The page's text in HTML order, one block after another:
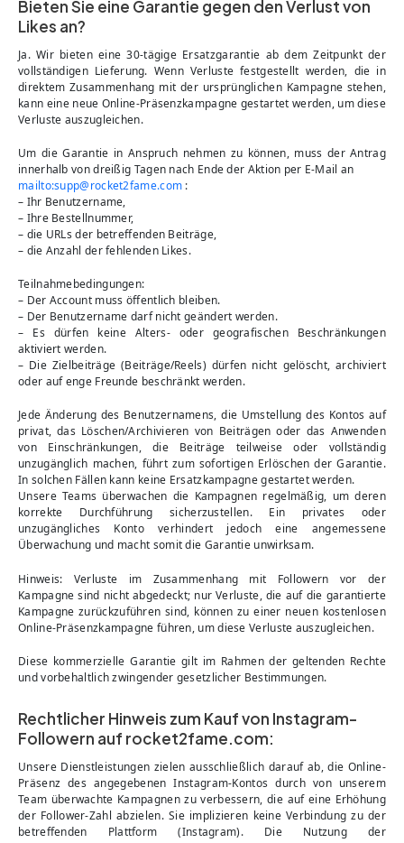
Bieten Sie eine Garantie gegen den Verlust von
Likes an?
Ja. Wir bieten eine 30-tägige Ersatzgarantie ab dem Zeitpunkt der
vollständigen Lieferung. Wenn Verluste festgestellt werden, die in
direktem Zusammenhang mit der ursprünglichen Kampagne stehen,
kann eine neue Online-Präsenzkampagne gestartet werden, um diese
Verluste auszugleichen.
Um die Garantie in Anspruch nehmen zu können, muss der Antrag
innerhalb von dreißig Tagen nach Ende der Aktion per E-Mail an
mailto:supp@rocket2fame.com :
– Ihr Benutzername,
– Ihre Bestellnummer,
– die URLs der betreffenden Beiträge,
– die Anzahl der fehlenden Likes.
Teilnahmebedingungen:
– Der Account muss öffentlich bleiben.
– Der Benutzername darf nicht geändert werden.
– Es dürfen keine Alters- oder geografischen Beschränkungen
aktiviert werden.
– Die Zielbeiträge (Beiträge/Reels) dürfen nicht gelöscht, archiviert
oder auf enge Freunde beschränkt werden.
Jede Änderung des Benutzernamens, die Umstellung des Kontos auf
privat, das Löschen/Archivieren von Beiträgen oder das Anwenden
von Einschränkungen, die Beiträge teilweise oder vollständig
unzugänglich machen, führt zum sofortigen Erlöschen der Garantie.
In solchen Fällen kann keine Ersatzkampagne gestartet werden.
Unsere Teams überwachen die Kampagnen regelmäßig, um deren
korrekte Durchführung sicherzustellen. Ein privates oder
unzugängliches Konto verhindert jedoch eine angemessene
Überwachung und macht somit die Garantie unwirksam.
Hinweis: Verluste im Zusammenhang mit Followern vor der
Kampagne sind nicht abgedeckt; nur Verluste, die auf die garantierte
Kampagne zurückzuführen sind, können zu einer neuen kostenlosen
Online-Präsenzkampagne führen, um diese Verluste auszugleichen.
Diese kommerzielle Garantie gilt im Rahmen der geltenden Rechte
und vorbehaltlich zwingender gesetzlicher Bestimmungen.
Rechtlicher Hinweis zum Kauf von Instagram-
Followern auf rocket2fame.com:
Unsere Dienstleistungen zielen ausschließlich darauf ab, die Online-
Präsenz des angegebenen Instagram-Kontos durch von unserem
Team überwachte Kampagnen zu verbessern, die auf eine Erhöhung
der Follower-Zahl abzielen. Sie implizieren keine Verbindung zu der
betreffenden Plattform (Instagram). Die Nutzung der